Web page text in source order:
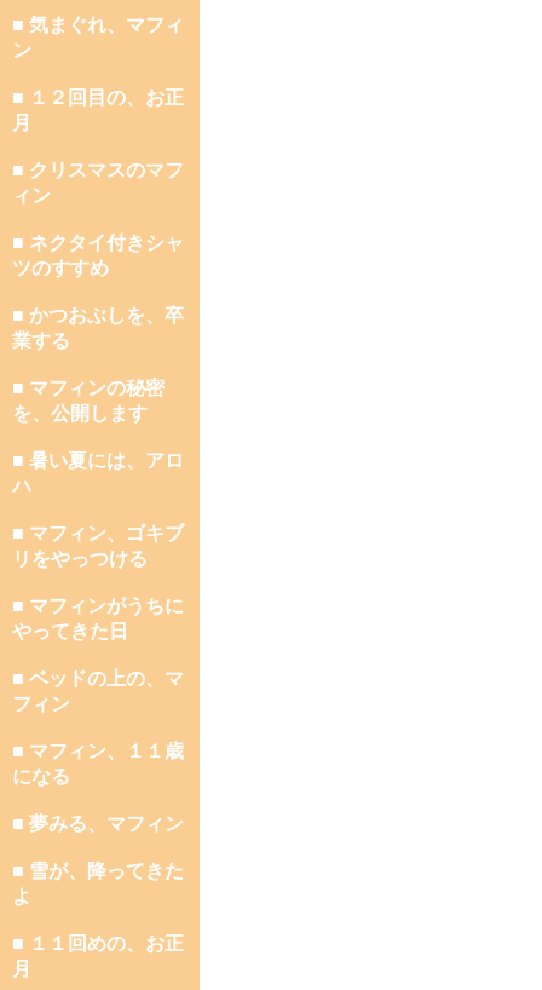
■ 気まぐれ、マフィ
ン
■ １２回目の、お正
月
■ クリスマスのマフ
ィン
■ ネクタイ付きシャ
ツのすすめ
■ かつおぶしを、卒
業する
■ マフィンの秘密
を、公開します
■ 暑い夏には、アロ
ハ
■ マフィン、ゴキブ
リをやっつける
■ マフィンがうちに
やってきた日
■ ベッドの上の、マ
フィン
■ マフィン、１１歳
になる
■ 夢みる、マフィン
■ 雪が、降ってきた
よ
■ １１回めの、お正
月